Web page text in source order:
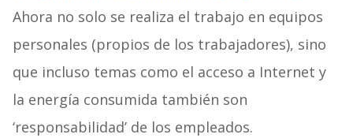
Ahora no solo se realiza el trabajo en equipos
personales (propios de los trabajadores), sino
que incluso temas como el acceso a Internet y
la energía consumida también son
‘responsabilidad’ de los empleados.